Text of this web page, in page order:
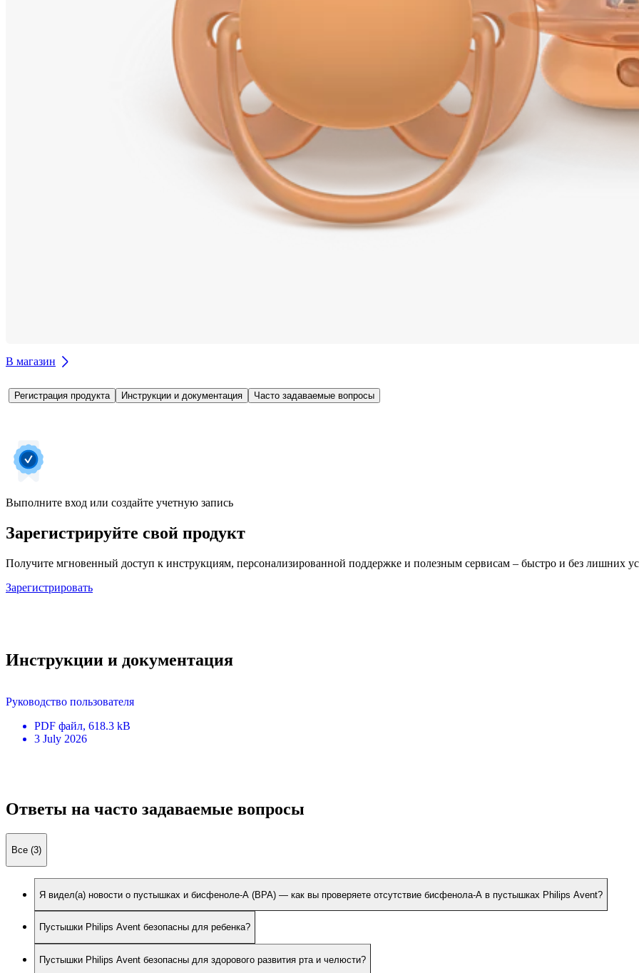
В магазин
Регистрация продукта Инструкции и документация Часто задаваемые вопросы
Выполните вход или создайте учетную запись
Зарегистрируйте свой продукт
Получите мгновенный доступ к инструкциям, персонализированной поддержке и полезным сервисам – быстро и без лишних
Зарегистрировать
Инструкции и документация
Руководство пользователя
PDF файл, 618.3 kB
3 July 2026
Ответы на часто задаваемые вопросы
Все (3)
Я видел(а) новости о пустышках и бисфеноле-А (BPA) — как вы проверяете отсутствие бисфенола-А в пустышках Philips Avent?
Пустышки Philips Avent безопасны для ребенка?
Пустышки Philips Avent безопасны для здорового развития рта и челюсти?